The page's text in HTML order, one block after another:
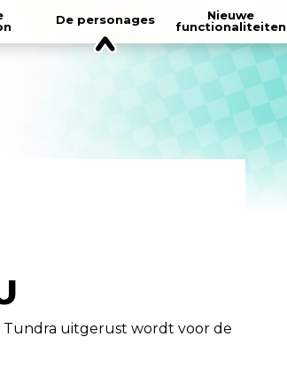
De personages
Nieuwe
functionaliteiten
Tundra uitgerust wordt voor de